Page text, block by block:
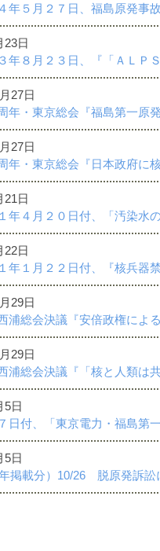
年５月２７日、福島原発
23日
年８月２３日、『「ＡＬ
27日
年・東京総会『福島第一
27日
年・東京総会『日本政府
21日
年４月２０日付、「汚染
22日
年１月２２日付、『核兵
29日
浦総会決議『安倍政権に
29日
浦総会決議『「核と人類
5日
日付、「東京電力・福島
5日
年掲載分）10/26 脱原発訴